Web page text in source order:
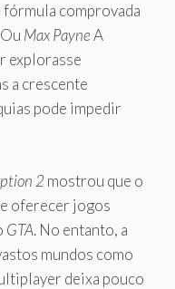
comprovada
Ou Max PayneA
explorasse
a crescente
pode impedir
2 mostrou que o
oferecer jogos
GTA. No entanto, a
mundos como
deixa pouco